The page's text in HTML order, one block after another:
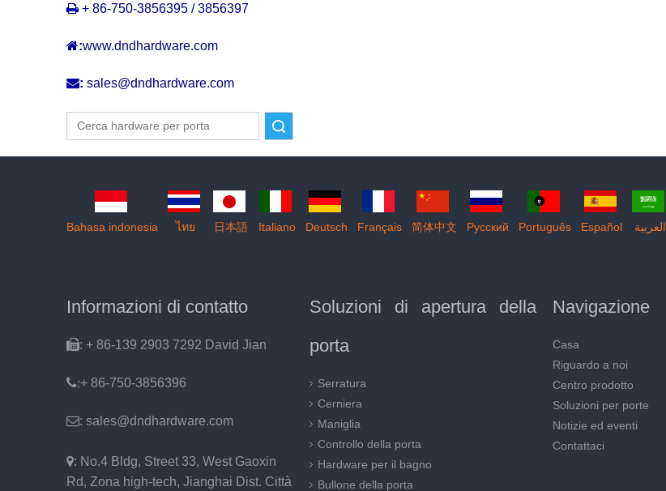
 + 86-750-3856395 / 3856397
:www.dndhardware.com
: sales@dndhardware.com
Bahasa indonesia ไทย 日本語 Italiano Deutsch Français 简体中文 Pусский Português Español العربية
Informazioni di contatto
: + 86-139 2903 7292 David Jian
:+ 86-750-3856396
: sales@dndhardware.com
: No.4 Bldg, Street 33, West Gaoxin
Rd, Zona high-tech, Jianghai Dist. Città
Soluzioni di apertura della
porta
Serratura
Cerniera
Maniglia
Controllo della porta
Hardware per il bagno
Bullone della porta
Navigazione
Casa
Riguardo a noi
Centro prodotto
Soluzioni per porte
Notizie ed eventi
Contattaci